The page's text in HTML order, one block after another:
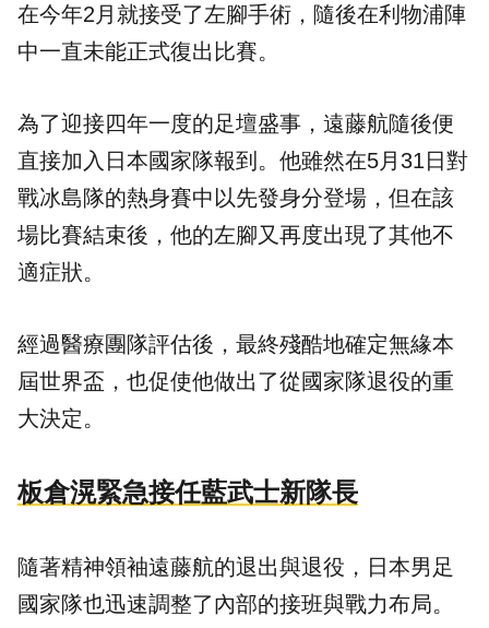
在今年2月就接受了左腳手術，隨後在利物浦陣
中一直未能正式復出比賽。
為了迎接四年一度的足壇盛事，遠藤航隨後便
直接加入日本國家隊報到。他雖然在5月31日對
戰冰島隊的熱身賽中以先發身分登場，但在該
場比賽結束後，他的左腳又再度出現了其他不
適症狀。
經過醫療團隊評估後，最終殘酷地確定無緣本
屆世界盃，也促使他做出了從國家隊退役的重
大決定。
板倉滉緊急接任藍武士新隊長
隨著精神領袖遠藤航的退出與退役，日本男足
國家隊也迅速調整了內部的接班與戰力布局。